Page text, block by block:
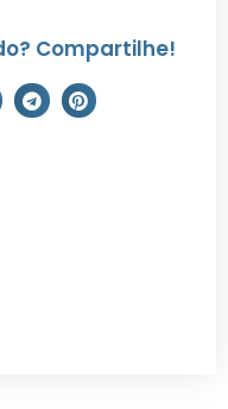
Compartilhe!